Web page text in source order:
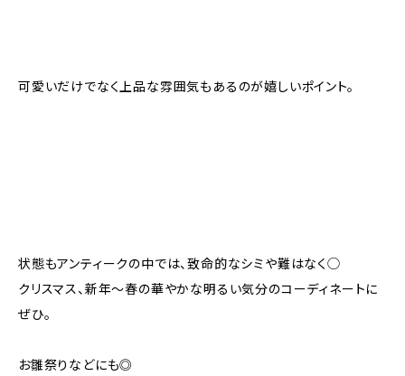
可愛いだけでなく上品な雰囲気もあるのが嬉しいポイント。
状態もアンティークの中では、致命的なシミや難はなく◯
クリスマス、新年〜春の華やかな明るい気分のコーディネートに
ぜひ。
お雛祭りなどにも◎